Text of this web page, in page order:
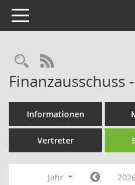
Toggle navigation
RSS-Feed
Finanzausschuss
Informationen
Vertreter
Jahr